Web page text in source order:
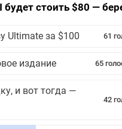
будет стоить $80 —
Ultimate за $100 61
издание 65
и вот тогда —
42